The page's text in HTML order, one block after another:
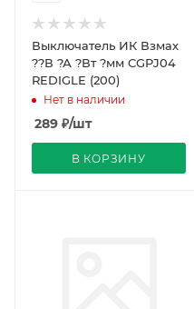
Выключатель ИК Взмах
??В ?А ?Вт ?мм CGPJ04
REDIGLE (200)
Нет в наличии
289 ₽/шт
В КОРЗИНУ